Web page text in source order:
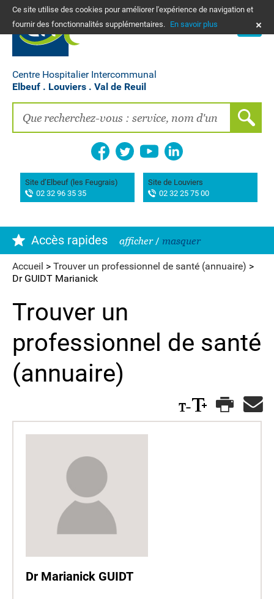
Ce site utilise des cookies pour améliorer l'expérience de navigation et
fournir des fonctionnalités supplémentaires. En savoir plus
Centre Hospitalier Intercommunal
Elbeuf . Louviers . Val de Reuil
Site d’Elbeuf (les Feugrais)
02 32 96 35 35
Site de Louviers
02 32 25 75 00
PLANS
PATIENTS, PROCHES, PROFESSIONNELS
EMPLOIS
Accès rapides afficher/ masquer
Vos frais de santé & paiement en ligne
Recherche clinique
La Maison des femmes
Association AIMES
Hôpital de Bourg-Achard Pierre Hurabielle
Accueil > Trouver un professionnel de santé (annuaire) >
Dr GUIDT Marianick
Trouver un
professionnel de santé
(annuaire)
Dr Marianick GUIDT